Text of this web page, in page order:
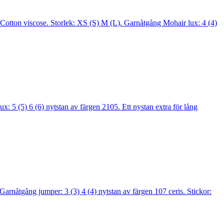
viscose. Storlek: XS (S) M (L). Garnåtgång Mohair lux: 4 (4)
5 (5) 6 (6) nytstan av färgen 2105. Ett nystan extra för lång
jumper: 3 (3) 4 (4) nytstan av färgen 107 ceris. Stickor: